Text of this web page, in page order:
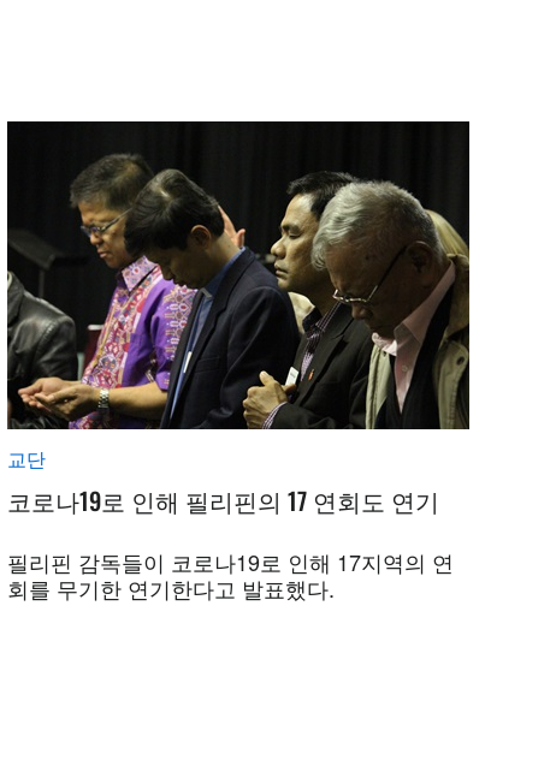
교단
코로나19로 인해 필리핀의 17 연회도 연기
필리핀 감독들이 코로나19로 인해 17지역의 연
회를 무기한 연기한다고 발표했다.